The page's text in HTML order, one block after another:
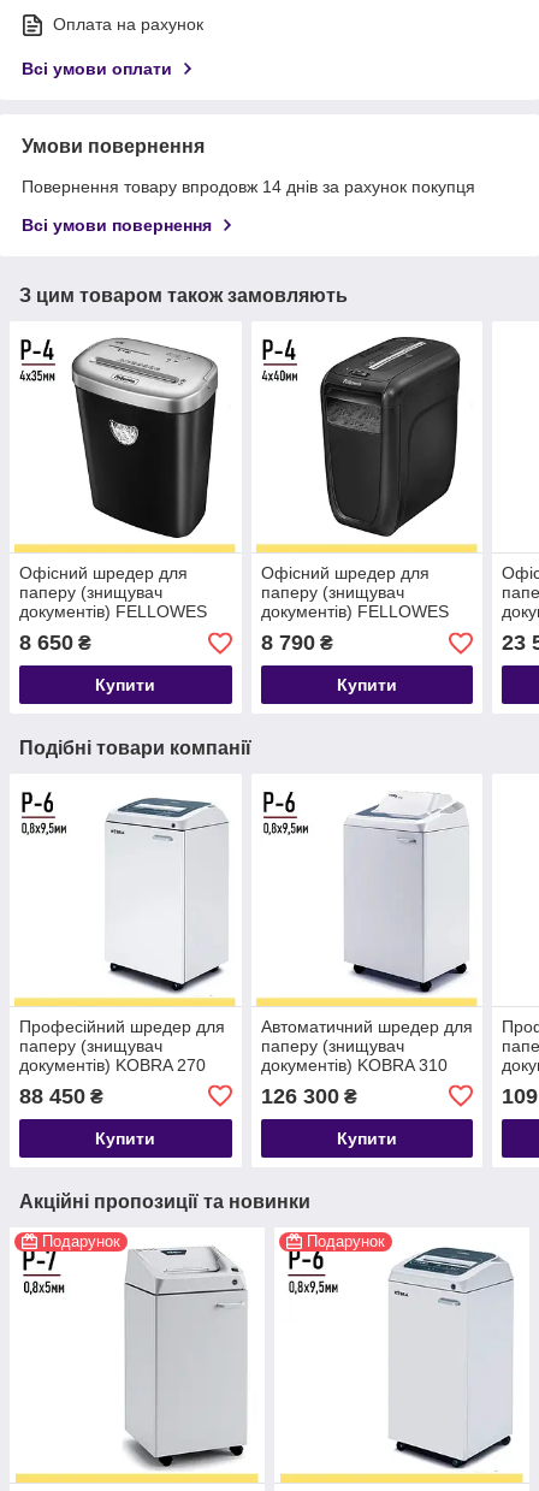
Оплата на рахунок
Всі умови оплати
Умови повернення
Повернення товару впродовж 14 днів за рахунок покупця
Всі умови повернення
З цим товаром також замовляють
Офісний шредер для
паперу (знищувач
документів) FELLOWES
53C, перехресна нарізка
Р-4
8 650 ₴
Купити
Офісний шредер для
паперу (знищувач
документів) FELLOWES
60Cs, перехресна нарізка
Р-4
8 790₴
Купити
Р-4
23
Подібні товари компанії
Професійний шредер для
паперу (знищувач
документів) KOBRA 270
перехрестна нарізка Р-6
88 450 ₴
Купити
Автоматичний шредер для
паперу (знищувач
документів) KOBRA 310
TS HS +AF+CD (0,8X9,5),
перехрестна нарізка Р-6
126 300₴
Купити
Акційні пропозиції та новинки
Подарунок Подарунок